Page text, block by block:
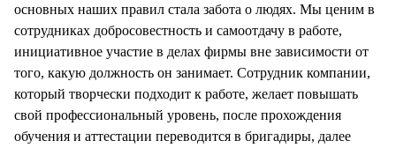
основных наших правил стала забота о людях. Мы ценим в
сотрудниках добросовестность и самоотдачу в работе,
инициативное участие в делах фирмы вне зависимости от
того, какую должность он занимает. Сотрудник компании,
который творчески подходит к работе, желает повышать
свой профессиональный уровень, после прохождения
обучения и аттестации переводится в бригадиры, далее